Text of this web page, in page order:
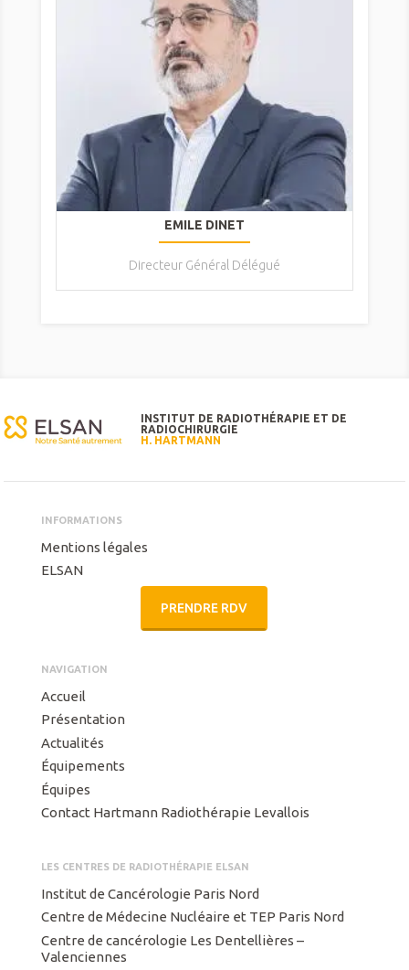
EMILE DINET
Directeur Général Délégué
INSTITUT DE RADIOTHÉRAPIE ET DE
RADIOCHIRURGIE
H. HARTMANN
INFORMATIONS
Mentions légales
ELSAN
PRENDRE RDV
NAVIGATION
Accueil
Présentation
Actualités
Équipements
Équipes
Contact Hartmann Radiothérapie Levallois
LES CENTRES DE RADIOTHÉRAPIE ELSAN
Institut de Cancérologie Paris Nord
Centre de Médecine Nucléaire et TEP Paris Nord
Centre de cancérologie Les Dentellières –
Valenciennes